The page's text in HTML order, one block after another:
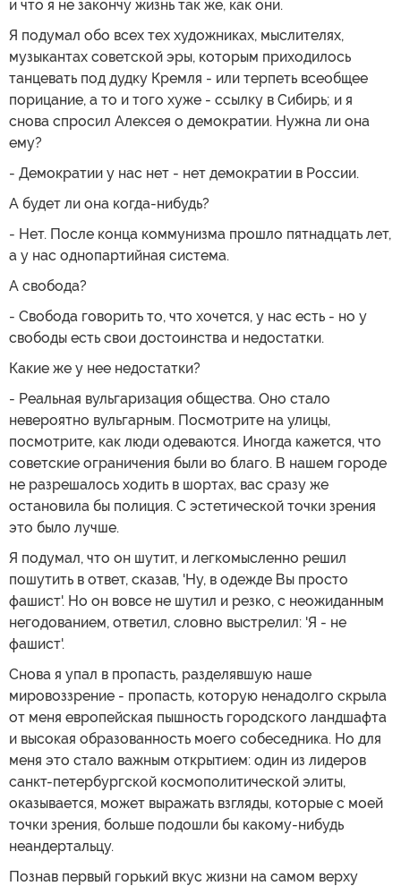
и что я не закончу жизнь так же, как они.
Я подумал обо всех тех художниках, мыслителях,
музыкантах советской эры, которым приходилось
танцевать под дудку Кремля - или терпеть всеобщее
порицание, а то и того хуже - ссылку в Сибирь; и я
снова спросил Алексея о демократии. Нужна ли она
ему?
- Демократии у нас нет - нет демократии в России.
А будет ли она когда-нибудь?
- Нет. После конца коммунизма прошло пятнадцать лет,
а у нас однопартийная система.
А свобода?
- Свобода говорить то, что хочется, у нас есть - но у
свободы есть свои достоинства и недостатки.
Какие же у нее недостатки?
- Реальная вульгаризация общества. Оно стало
невероятно вульгарным. Посмотрите на улицы,
посмотрите, как люди одеваются. Иногда кажется, что
советские ограничения были во благо. В нашем городе
не разрешалось ходить в шортах, вас сразу же
остановила бы полиция. С эстетической точки зрения
это было лучше.
Я подумал, что он шутит, и легкомысленно решил
пошутить в ответ, сказав, 'Ну, в одежде Вы просто
фашист'. Но он вовсе не шутил и резко, с неожиданным
негодованием, ответил, словно выстрелил: 'Я - не
фашист'.
Снова я упал в пропасть, разделявшую наше
мировоззрение - пропасть, которую ненадолго скрыла
от меня европейская пышность городского ландшафта
и высокая образованность моего собеседника. Но для
меня это стало важным открытием: один из лидеров
санкт-петербургской космополитической элиты,
оказывается, может выражать взгляды, которые с моей
точки зрения, больше подошли бы какому-нибудь
неандертальцу.
Познав первый горький вкус жизни на самом верху